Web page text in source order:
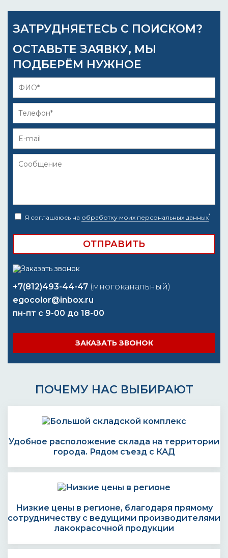
ЗАТРУДНЯЕТЕСЬ С ПОИСКОМ?
ОСТАВЬТЕ ЗАЯВКУ, МЫ
ПОДБЕРЁМ НУЖНОЕ
Я соглашаюсь на обработку моих персональных данных*
+7(812)493-44-47 (многоканальный)
egocolor@inbox.ru
пн-пт с 9-00 до 18-00
ЗАКАЗАТЬ ЗВОНОК
ПОЧЕМУ НАС ВЫБИРАЮТ
Удобное расположение склада на территории
города. Рядом съезд с КАД
Низкие цены в регионе, благодаря прямому
сотрудничеству с ведущими производителями
лакокрасочной продукции